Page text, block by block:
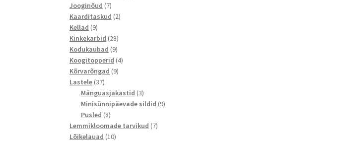
Jooginõud 77
toodet
Kaarditaskud 22
Kellad 99
toodet
Kinkekarbid 2828
toodet
Kodukaubad 99
toodet
Koogitopperid 44
Kõrvarõngad 99
Lastele 3737
toodet
Mänguasjakastid 33
toodet
Minisünnipäevade sildid 99
Pusled 88
toodet
Lemmikloomade tarvikud 77
Lõikelauad 1010